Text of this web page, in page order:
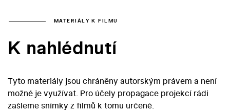
MATERIÁLY K FILMU
K nahlédnutí
Tyto materiály jsou chráněny autorským právem a není
možné je využívat. Pro účely propagace projekcí rádi
zašleme snímky z filmů k tomu určené.